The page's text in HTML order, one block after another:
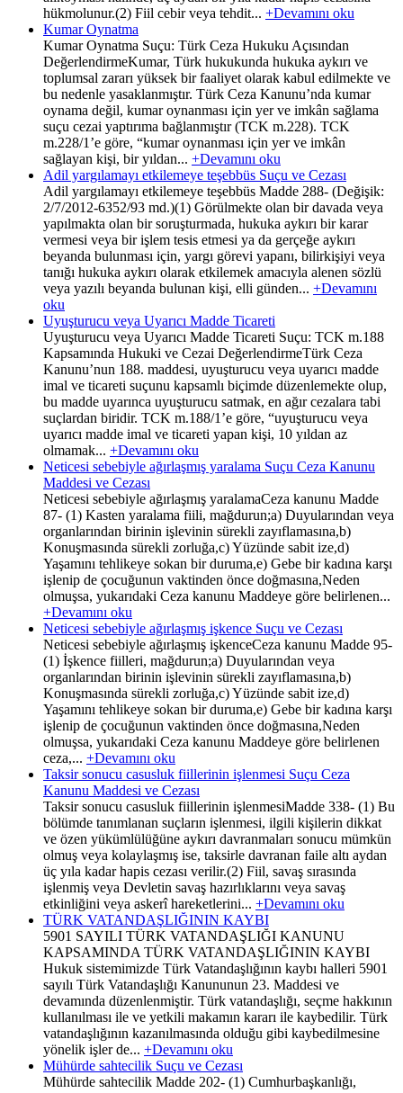
hükmolunur.(2) Fiil cebir veya tehdit... +Devamını oku
Kumar Oynatma
Kumar Oynatma Suçu: Türk Ceza Hukuku Açısından
DeğerlendirmeKumar, Türk hukukunda hukuka aykırı ve
toplumsal zararı yüksek bir faaliyet olarak kabul edilmekte ve
bu nedenle yasaklanmıştır. Türk Ceza Kanunu’nda kumar
oynama değil, kumar oynanması için yer ve imkân sağlama
suçu cezai yaptırıma bağlanmıştır (TCK m.228). TCK
m.228/1’e göre, “kumar oynanması için yer ve imkân
sağlayan kişi, bir yıldan... +Devamını oku
Adil yargılamayı etkilemeye teşebbüs Suçu ve Cezası
Adil yargılamayı etkilemeye teşebbüs Madde 288- (Değişik:
2/7/2012-6352/93 md.)(1) Görülmekte olan bir davada veya
yapılmakta olan bir soruşturmada, hukuka aykırı bir karar
vermesi veya bir işlem tesis etmesi ya da gerçeğe aykırı
beyanda bulunması için, yargı görevi yapanı, bilirkişiyi veya
tanığı hukuka aykırı olarak etkilemek amacıyla alenen sözlü
veya yazılı beyanda bulunan kişi, elli günden... +Devamını
oku
Uyuşturucu veya Uyarıcı Madde Ticareti
Uyuşturucu veya Uyarıcı Madde Ticareti Suçu: TCK m.188
Kapsamında Hukuki ve Cezai DeğerlendirmeTürk Ceza
Kanunu’nun 188. maddesi, uyuşturucu veya uyarıcı madde
imal ve ticareti suçunu kapsamlı biçimde düzenlemekte olup,
bu madde uyarınca uyuşturucu satmak, en ağır cezalara tabi
suçlardan biridir. TCK m.188/1’e göre, “uyuşturucu veya
uyarıcı madde imal ve ticareti yapan kişi, 10 yıldan az
olmamak... +Devamını oku
Neticesi sebebiyle ağırlaşmış yaralama Suçu Ceza Kanunu
Maddesi ve Cezası
Neticesi sebebiyle ağırlaşmış yaralamaCeza kanunu Madde
87- (1) Kasten yaralama fiili, mağdurun;a) Duyularından veya
organlarından birinin işlevinin sürekli zayıflamasına,b)
Konuşmasında sürekli zorluğa,c) Yüzünde sabit ize,d)
Yaşamını tehlikeye sokan bir duruma,e) Gebe bir kadına karşı
işlenip de çocuğunun vaktinden önce doğmasına,Neden
olmuşsa, yukarıdaki Ceza kanunu Maddeye göre belirlenen...
+Devamını oku
Neticesi sebebiyle ağırlaşmış işkence Suçu ve Cezası
Neticesi sebebiyle ağırlaşmış işkenceCeza kanunu Madde 95-
(1) İşkence fiilleri, mağdurun;a) Duyularından veya
organlarından birinin işlevinin sürekli zayıflamasına,b)
Konuşmasında sürekli zorluğa,c) Yüzünde sabit ize,d)
Yaşamını tehlikeye sokan bir duruma,e) Gebe bir kadına karşı
işlenip de çocuğunun vaktinden önce doğmasına,Neden
olmuşsa, yukarıdaki Ceza kanunu Maddeye göre belirlenen
ceza,... +Devamını oku
Taksir sonucu casusluk fiillerinin işlenmesi Suçu Ceza
Kanunu Maddesi ve Cezası
Taksir sonucu casusluk fiillerinin işlenmesiMadde 338- (1) Bu
bölümde tanımlanan suçların işlenmesi, ilgili kişilerin dikkat
ve özen yükümlülüğüne aykırı davranmaları sonucu mümkün
olmuş veya kolaylaşmış ise, taksirle davranan faile altı aydan
üç yıla kadar hapis cezası verilir.(2) Fiil, savaş sırasında
işlenmiş veya Devletin savaş hazırlıklarını veya savaş
etkinliğini veya askerî hareketlerini... +Devamını oku
TÜRK VATANDAŞLIĞININ KAYBI
5901 SAYILI TÜRK VATANDAŞLIĞI KANUNU
KAPSAMINDA TÜRK VATANDAŞLIĞININ KAYBI
Hukuk sistemimizde Türk Vatandaşlığının kaybı halleri 5901
sayılı Türk Vatandaşlığı Kanununun 23. Maddesi ve
devamında düzenlenmiştir. Türk vatandaşlığı, seçme hakkının
kullanılması ile ve yetkili makamın kararı ile kaybedilir. Türk
vatandaşlığının kazanılmasında olduğu gibi kaybedilmesine
yönelik işler de... +Devamını oku
Mühürde sahtecilik Suçu ve Cezası
Mühürde sahtecilik Madde 202- (1) Cumhurbaşkanlığı,